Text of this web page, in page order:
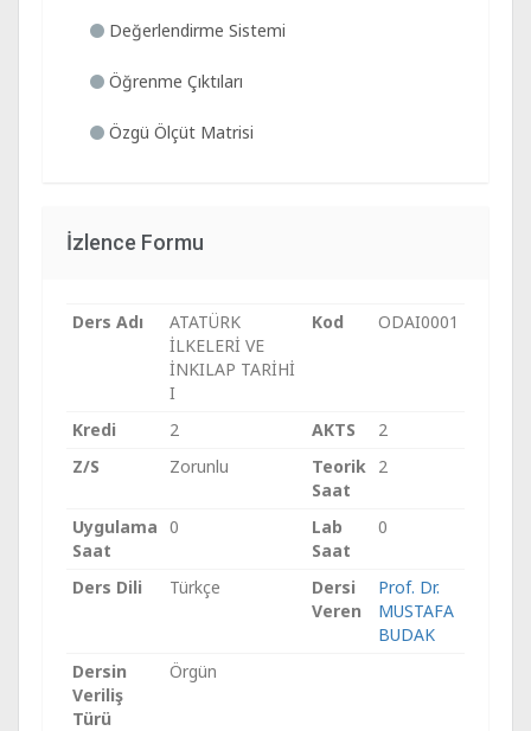
Değerlendirme Sistemi
Öğrenme Çıktıları
Özgü Ölçüt Matrisi
İzlence Formu
Ders Adı
ATATÜRK
İLKELERİ VE
İNKILAP TARİHİ
I
Kod ODAI0001
Kredi 2 AKTS
2
Z/S
Zorunlu
Teorik
Saat
2
Uygulama
Saat
0
Lab
Saat
0
Ders Dili Türkçe
Dersi
Veren
Prof. Dr.
MUSTAFA
BUDAK
Dersin
Veriliş
Türü
Örgün